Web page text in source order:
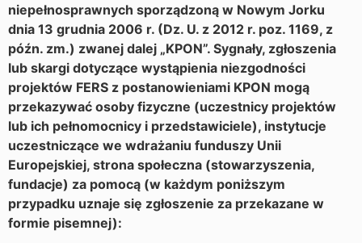
niepełnosprawnych sporządzoną w Nowym Jorku
dnia 13 grudnia 2006 r. (Dz. U. z 2012 r. poz. 1169, z
późn. zm.) zwanej dalej „KPON”. Sygnały, zgłoszenia
lub skargi dotyczące wystąpienia niezgodności
projektów FERS z postanowieniami KPON mogą
przekazywać osoby fizyczne (uczestnicy projektów
lub ich pełnomocnicy i przedstawiciele), instytucje
uczestniczące we wdrażaniu funduszy Unii
Europejskiej, strona społeczna (stowarzyszenia,
fundacje) za pomocą (w każdym poniższym
przypadku uznaje się zgłoszenie za przekazane w
formie pisemnej):